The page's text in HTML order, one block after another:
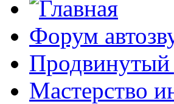
Форум
Продвинутый
Мастерство